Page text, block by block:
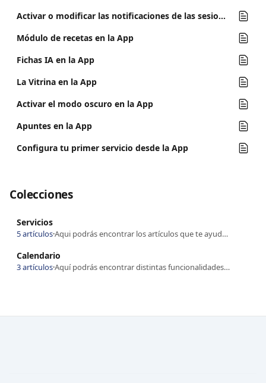
Activar o modificar las notificaciones de las sesiones desde la App
Módulo de recetas en la App
Fichas IA en la App
La Vitrina en la App
Activar el modo oscuro en la App
Apuntes en la App
Configura tu primer servicio desde la App
Colecciones
Servicios
5 artículos· Aqui podrás encontrar los artículos que te ayudarán a configurar tus servicios
Calendario
3 artículos· Aquí podrás encontrar distintas funcionalidades de tu calendario